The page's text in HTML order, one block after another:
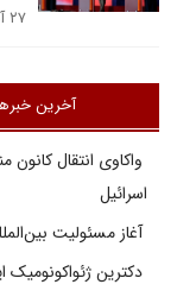
۲۷ آبان ۱۳۹۰
آخرین
واکاوی انتقال کانون
اسرائیل
آغاز مسئولیت
دکترین ژئواکونومیک